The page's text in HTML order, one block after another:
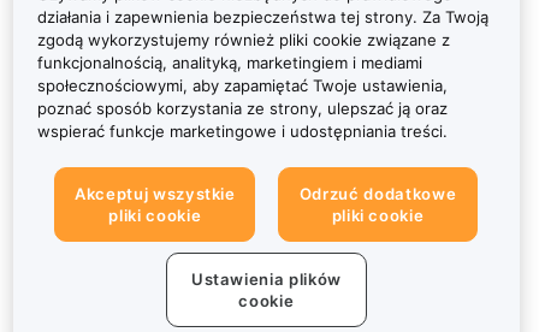
działania i zapewnienia bezpieczeństwa tej strony. Za Twoją
zgodą wykorzystujemy również pliki cookie związane z
funkcjonalnością, analityką, marketingiem i mediami
społecznościowymi, aby zapamiętać Twoje ustawienia,
poznać sposób korzystania ze strony, ulepszać ją oraz
wspierać funkcje marketingowe i udostępniania treści.
Akceptuj wszystkie
pliki cookie
Odrzuć dodatkowe
pliki cookie
Ustawienia plików
cookie